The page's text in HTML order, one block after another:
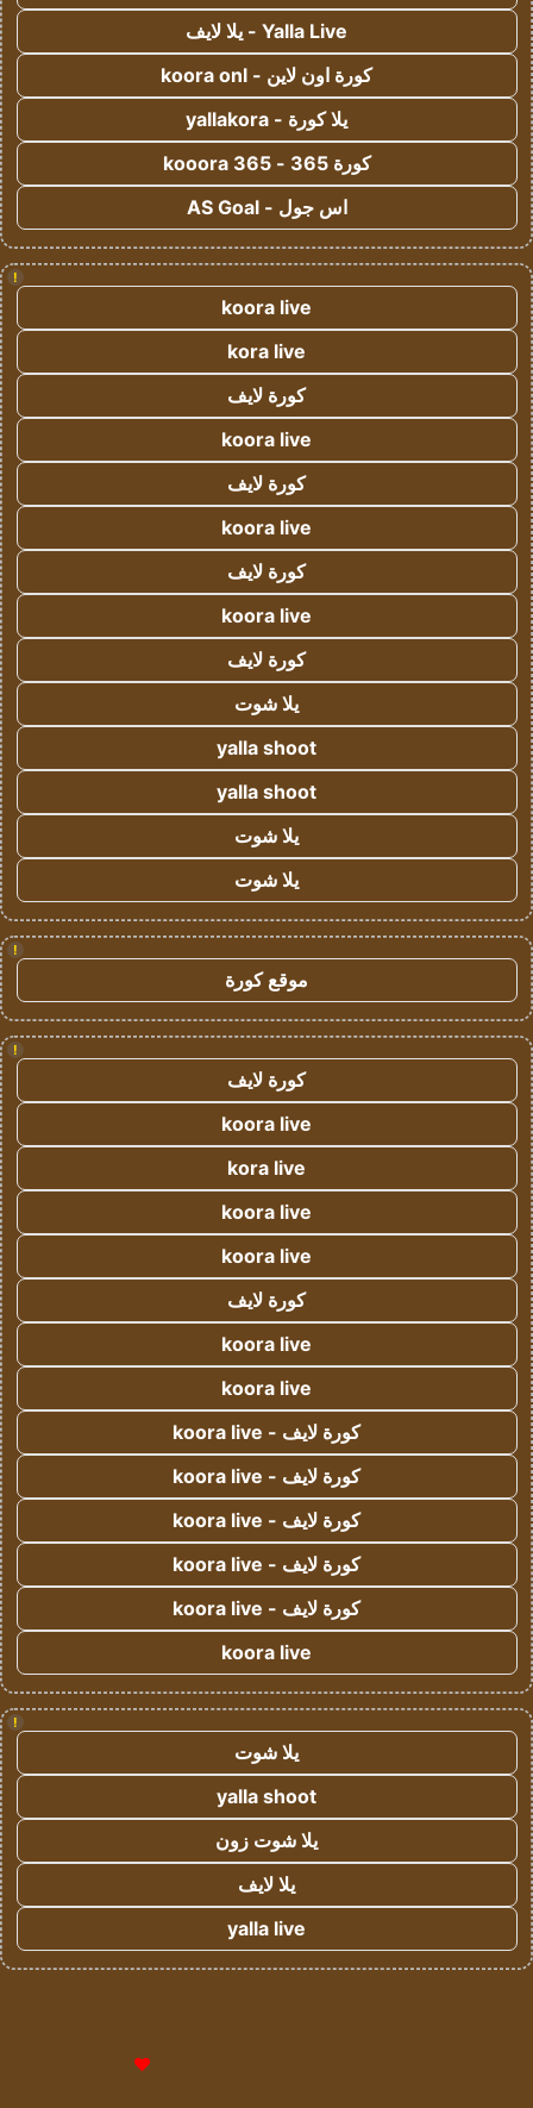
Yalla Live - يلا لايف
كورة اون لاين - koora onl
يلا كورة - yallakora
كورة 365 - kooora 365
اس جول - AS Goal
!
koora live
kora live
كورة لايف
koora live
كورة لايف
koora live
كورة لايف
koora live
كورة لايف
يلا شوت
yalla shoot
yalla shoot
يلا شوت
يلا شوت
!
موقع كورة
!
كورة لايف
koora live
kora live
koora live
koora live
كورة لايف
koora live
koora live
كورة لايف - koora live
كورة لايف - koora live
كورة لايف - koora live
كورة لايف - koora live
كورة لايف - koora live
koora live
!
يلا شوت
yalla shoot
يلا شوت زون
يلا لايف
yalla live